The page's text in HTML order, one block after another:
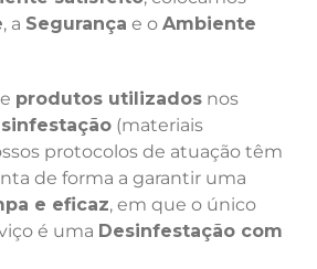
, a Segurança e o Ambiente
produtos utilizados nos
(materiais
protocolos de atuação têm
de forma a garantir uma
e eficaz, em que o único
é uma Desinfestação com